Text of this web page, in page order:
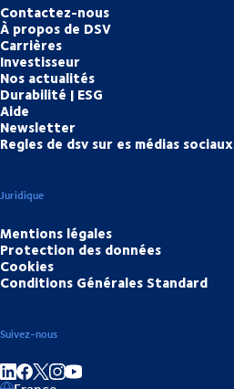
Contactez-nous
À propos de DSV
Carrières
Investisseur
Nos actualités
Durabilité | ESG
Aide
Newsletter
Regles de dsv sur es médias sociaux
Juridique
Mentions légales
Protection des données
Cookies
Conditions Générales Standard
Suivez-nous